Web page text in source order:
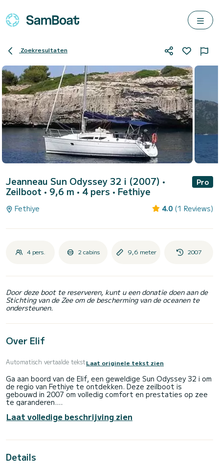
Zoekresultaten
Jeanneau Sun Odyssey 32 i (2007) •
Zeilboot • 9,6 m • 4 pers • Fethiye
Pro
Fethiye 4.0 (1 Reviews)
4 pers. 2 cabins 9,6 meter 2007
Door deze boot te reserveren, kunt u een donatie doen aan de
Stichting van de Zee om de bescherming van de oceanen te
ondersteunen.
Over Elif
Automatisch vertaalde tekstLaat originele tekst zien
Ga aan boord van de Elif, een geweldige Sun Odyssey 32 i om
de regio van Fethiye te ontdekken. Deze zeilboot is
gebouwd in 2007 om volledig comfort en prestaties op zee
te garanderen.
De boot heeft 2 hutten met totaal comfort en een
capaciteit van 4 passagiers. Met een totale lengte van 10
doorbrengen van buitengewone vakanties op de wateren
Laat volledige beschrijving zien
Details